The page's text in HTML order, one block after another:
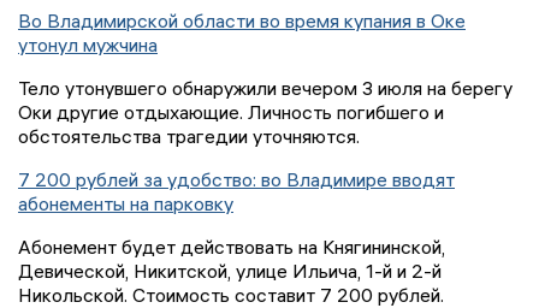
Во Владимирской области во время купания в Оке
утонул мужчина
Тело утонувшего обнаружили вечером 3 июля на берегу
Оки другие отдыхающие. Личность погибшего и
обстоятельства трагедии уточняются.
7 200 рублей за удобство: во Владимире вводят
абонементы на парковку
Абонемент будет действовать на Княгининской,
Девической, Никитской, улице Ильича, 1-й и 2-й
Никольской. Стоимость составит 7 200 рублей.